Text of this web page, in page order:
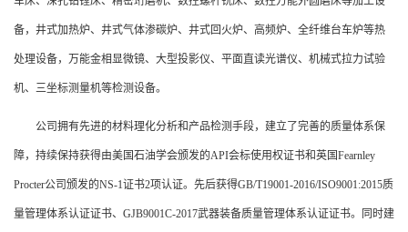
备，井式加热炉、井式气体渗碳炉、井式回火炉、高频炉、全纤维台车炉等热
处理设备，万能金相显微镜、大型投影仪、平面直读光谱仪、机械式拉力试验
机、三坐标测量机等检测设备。
公司拥有先进的材料理化分析和产品检测手段，建立了完善的质量体系保
障，持续保持获得由美国石油学会颁发的API会标使用权证书和英国Fearnley
Procter公司颁发的NS-1证书2项认证。先后获得GB/T19001-2016/ISO9001:2015质
量管理体系认证证书、GJB9001C-2017武器装备质量管理体系认证证书。同时建